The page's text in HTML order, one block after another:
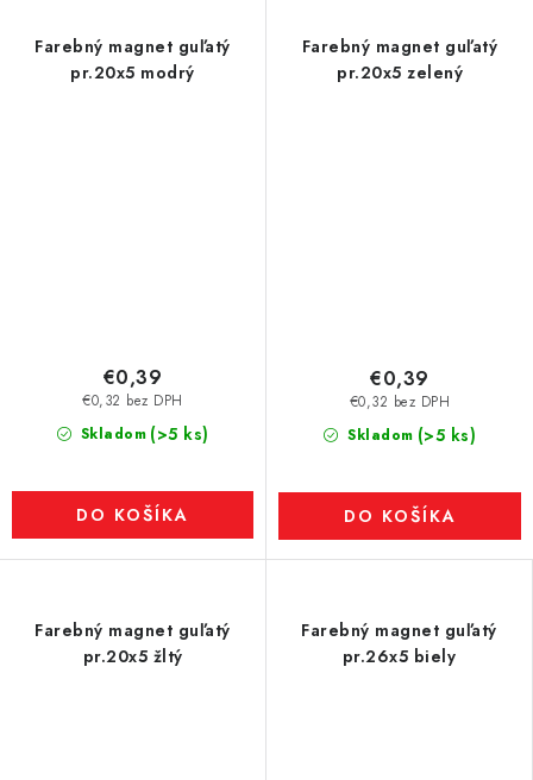
Farebný magnet guľatý
pr.20x5 modrý
Skladom (>5 ks)
€0,32 bez DPH
€0,39
DO KOŠÍKA
Farebný magnet guľatý
pr.20x5 zelený
Skladom (>5 ks)
€0,32 bez DPH
€0,39
DO KOŠÍKA
Farebný magnet guľatý
pr.20x5 žltý
Farebný magnet guľatý
pr.26x5 biely